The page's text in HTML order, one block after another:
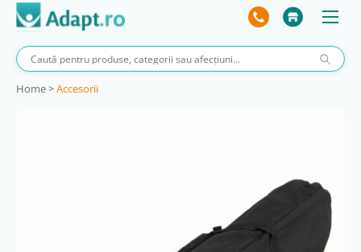
Home>Accesorii